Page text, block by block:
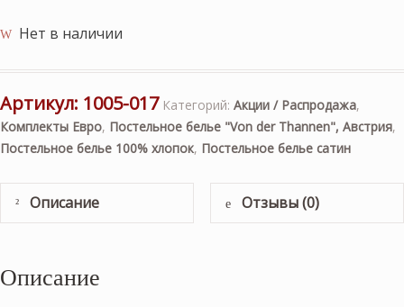
Нет в наличии
Артикул: 1005-017 Категорий: Акции / Распродажа,
Комплекты Евро, Постельное белье "Von der Thannen", Австрия,
Постельное белье 100% хлопок, Постельное белье сатин
Описание Отзывы (0)
Описание